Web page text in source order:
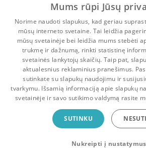
Pradinis Krepšelis Pokalbiai
Bookswap programėlė
Mainykis knygomis dar patogiau!
Uždaryti
Mums rūpi Jūsų
Norime naudoti slapukus, kad geriau
mūsų interneto svetaine. Tai leidžia
mūsų svetainėje bei leidžia mums stebėti
trukmę ir dažnumą, rinkti statistinę
svetainės lankytojų skaičių. Taip pat,
aktualesnius reklaminius pranešimus.
sutinkate su slapukų naudojimu ir
tvarkymu. Išsamią informaciją apie slapukų
svetainėje ir savo sutikimo valdymą rasite
SUTINKU
Nukreipti į nustatymus